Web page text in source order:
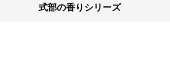
式部の香りシリーズ